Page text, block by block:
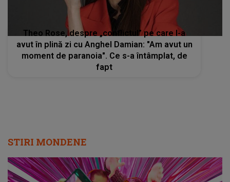
Theo Rose, despre „conflictul” pe care l-a
avut în plină zi cu Anghel Damian: "Am avut un
moment de paranoia". Ce s-a întâmplat, de
fapt
STIRI MONDENE